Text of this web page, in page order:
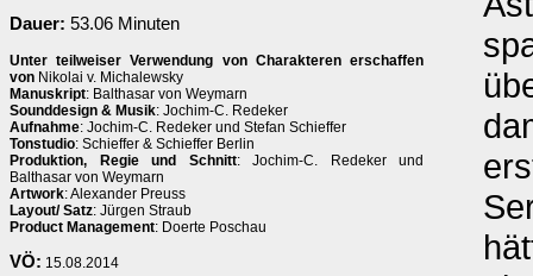
Dauer: 53.06 Minuten
Unter teilweiser Verwendung von Charakteren erschaffen
von Nikolai v. Michalewsky
Manuskript: Balthasar von Weymarn
Sounddesign & Musik: Jochim-C. Redeker
Aufnahme: Jochim-C. Redeker und Stefan Schieffer
Tonstudio: Schieffer & Schieffer Berlin
Produktion, Regie und Schnitt: Jochim-C. Redeker und
Balthasar von Weymarn
Artwork: Alexander Preuss
Layout/ Satz: Jürgen Straub
Product Management: Doerte Poschau
VÖ: 15.08.2014